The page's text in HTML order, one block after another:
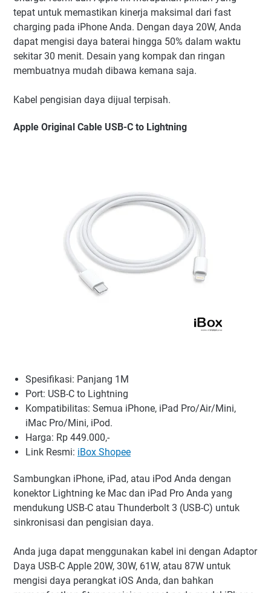
tepat untuk memastikan kinerja maksimal dari fast
charging pada iPhone Anda. Dengan daya 20W, Anda
dapat mengisi daya baterai hingga 50% dalam waktu
sekitar 30 menit. Desain yang kompak dan ringan
membuatnya mudah dibawa kemana saja.
Kabel pengisian daya dijual terpisah.
Apple Original Cable USB-C to Lightning
Spesifikasi: Panjang 1M
Port: USB-C to Lightning
Kompatibilitas: Semua iPhone, iPad Pro/Air/Mini,
iMac Pro/Mini, iPod.
Harga: Rp 449.000,-
Link Resmi: iBox Shopee
Sambungkan iPhone, iPad, atau iPod Anda dengan
konektor Lightning ke Mac dan iPad Pro Anda yang
mendukung USB-C atau Thunderbolt 3 (USB-C) untuk
sinkronisasi dan pengisian daya.
Anda juga dapat menggunakan kabel ini dengan Adaptor
Daya USB-C Apple 20W, 30W, 61W, atau 87W untuk
mengisi daya perangkat iOS Anda, dan bahkan